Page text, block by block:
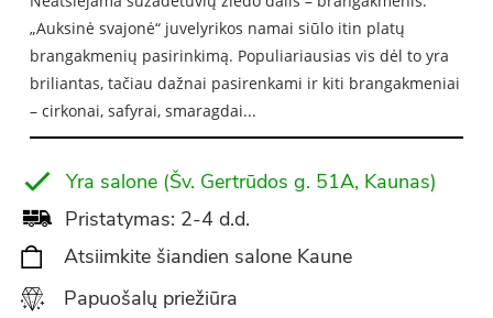
„Auksinė svajonė“ juvelyrikos namai siūlo itin platų
brangakmenių pasirinkimą. Populiariausias vis dėl to yra
briliantas, tačiau dažnai pasirenkami ir kiti brangakmeniai
– cirkonai, safyrai, smaragdai...
Yra salone (Šv. Gertrūdos g. 51A, Kaunas)
Pristatymas: 2-4 d.d.
Atsiimkite šiandien salone Kaune
Papuošalų priežiūra